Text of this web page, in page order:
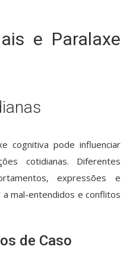
e Paralaxe
cognitiva pode influenciar
cotidianas. Diferentes
expressões e
mal-entendidos e conflitos
de Caso